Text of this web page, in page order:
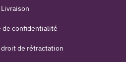
Livraison
de confidentialité
de rétractation